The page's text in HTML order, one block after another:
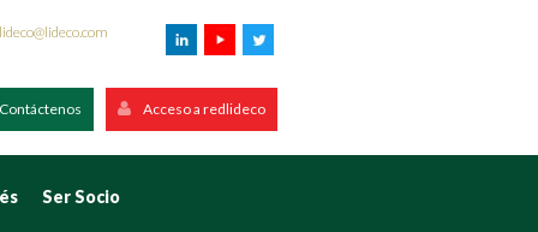
lideco@lideco.com
Contáctenos Acceso a redlideco
Ser Socio